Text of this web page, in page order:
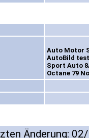
Auto Motor
AutoBild
Sport Auto
Octane 79
Änderung: